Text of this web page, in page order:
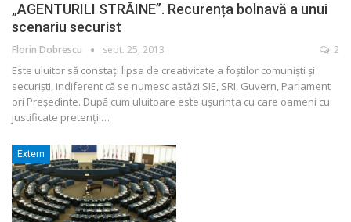
„AGENTURILI STRĂINE”. Recurența bolnavă a unui
scenariu securist
Florin Dobrescu sept. 25, 2013 2
Este uluitor să constați lipsa de creativitate a foștilor comuniști și
securiști, indiferent că se numesc astăzi SIE, SRI, Guvern, Parlament
ori Președinte. După cum uluitoare este ușurința cu care oameni cu
justificate pretenții…
Extern